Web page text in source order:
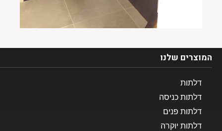
המוצרים שלנו​
דלתות
דלתות כניסה
דלתות פנים
דלתות יוקרה